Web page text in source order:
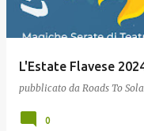
L'Estate Flavese
pubblicato da Roads To
0